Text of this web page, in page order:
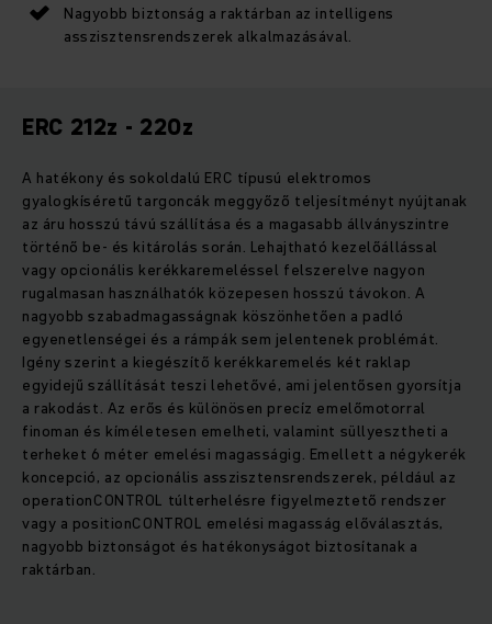
Nagyobb biztonság a raktárban az intelligens
asszisztensrendszerek alkalmazásával.
ERC 212z - 220z
A hatékony és sokoldalú ERC típusú elektromos
gyalogkíséretű targoncák meggyőző teljesítményt nyújtanak
az áru hosszú távú szállítása és a magasabb állványszintre
történő be- és kitárolás során. Lehajtható kezelőállással
vagy opcionális kerékkaremeléssel felszerelve nagyon
rugalmasan használhatók közepesen hosszú távokon. A
nagyobb szabadmagasságnak köszönhetően a padló
egyenetlenségei és a rámpák sem jelentenek problémát.
Igény szerint a kiegészítő kerékkaremelés két raklap
egyidejű szállítását teszi lehetővé, ami jelentősen gyorsítja
a rakodást. Az erős és különösen precíz emelőmotorral
finoman és kíméletesen emelheti, valamint süllyesztheti a
terheket 6 méter emelési magasságig. Emellett a négykerék
koncepció, az opcionális asszisztensrendszerek, például az
operationCONTROL túlterhelésre figyelmeztető rendszer
vagy a positionCONTROL emelési magasság előválasztás,
nagyobb biztonságot és hatékonyságot biztosítanak a
raktárban.